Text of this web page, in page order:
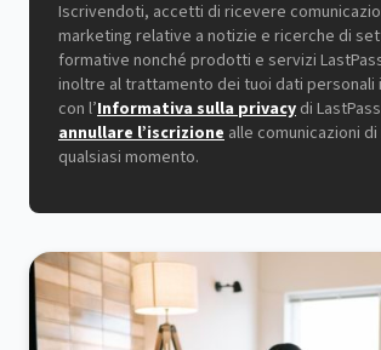
Iscrivendoti, accetti di ricevere
marketing relative a notizie e ricerche di
formative nonché prodotti e servizi
inoltre al trattamento dei tuoi dati personali
con l’Informativa sulla privacy di
annullare l’iscrizione alle comunicazioni
qualsiasi momento.